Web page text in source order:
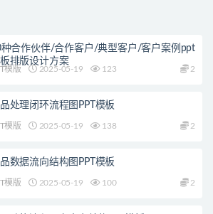
合作伙伴/合作客户/典型客户/客户案例ppt
排版设计方案
模版 2025-05-19 123 2
处理闭环流程图PPT模板
模版 2025-05-19 138 2
数据流向结构图PPT模板
模版 2025-05-19 100 2